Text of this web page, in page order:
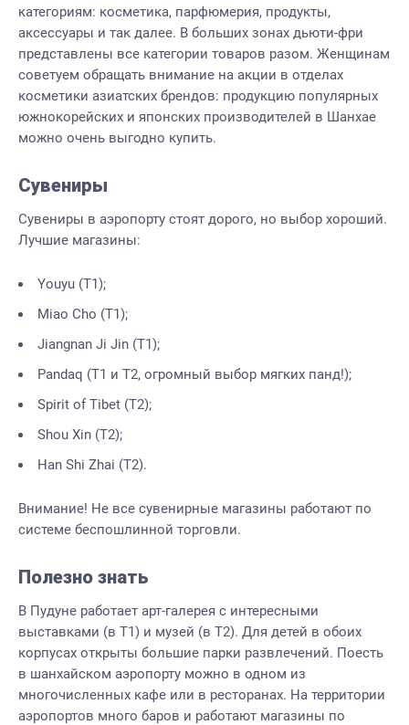
категориям: косметика, парфюмерия, продукты,
аксессуары и так далее. В больших зонах дьюти-фри
представлены все категории товаров разом. Женщинам
советуем обращать внимание на акции в отделах
косметики азиатских брендов: продукцию популярных
южнокорейских и японских производителей в Шанхае
можно очень выгодно купить.
Сувениры
Сувениры в аэропорту стоят дорого, но выбор хороший.
Лучшие магазины:
Youyu (Т1);
Miao Cho (Т1);
Jiangnan Ji Jin (Т1);
Pandaq (Т1 и Т2, огромный выбор мягких панд!);
Spirit of Tibet (Т2);
Shou Xin (Т2);
Han Shi Zhai (Т2).
Внимание! Не все сувенирные магазины работают по
системе беспошлинной торговли.
Полезно знать
В Пудуне работает арт-галерея с интересными
выставками (в Т1) и музей (в Т2). Для детей в обоих
корпусах открыты большие парки развлечений. Поесть
в шанхайском аэропорту можно в одном из
многочисленных кафе или в ресторанах. На территории
аэропортов много баров и работают магазины по